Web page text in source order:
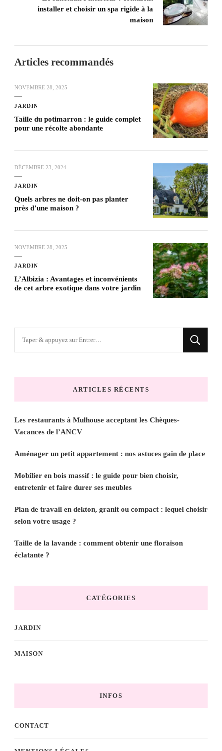
installer et choisir un spa rigide à la
maison
Articles recommandés
NOVEMBRE 28, 2025
JARDIN
Taille du potimarron : le guide complet
pour une récolte abondante
DÉCEMBRE 23, 2024
JARDIN
Quels arbres ne doit-on pas planter
près d’une maison ?
NOVEMBRE 28, 2025
JARDIN
L’Albizia : Avantages et inconvénients
de cet arbre exotique dans votre jardin
chose
ARTICLES RÉCENTS
Les restaurants à Mulhouse acceptant les Chèques-
Vacances de l’ANCV
Aménager un petit appartement : nos astuces gain de place
Mobilier en bois massif : le guide pour bien choisir,
entretenir et faire durer ses meubles
Plan de travail en dekton, granit ou compact : lequel choisir
selon votre usage ?
Taille de la lavande : comment obtenir une floraison
éclatante ?
CATÉGORIES
JARDIN
MAISON
INFOS
CONTACT